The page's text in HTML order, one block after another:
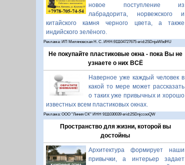
новое поступление из
лабрадорита, норвежского и
китайского камня черного цвета, а также
индийского зелёного.
Реклама: ИП Миляновская Н. С. ИНН:911104727675 erid:2SDnjeWbdHU
Не покупайте пластиковые окна - пока Вы не
узнаете о них ВСЁ
Наверное уже каждый человек в
какой то мере может рассказать
о таких уже привычных и хорошо
известных всем пластиковых окнах.
Реклама: ООО "Линия СК" ИНН 9111030039 erid:2SDnjccooQW
Пространство для жизни, которой вы
достойны
Архитектура формирует наши
привычки, а интерьер задает